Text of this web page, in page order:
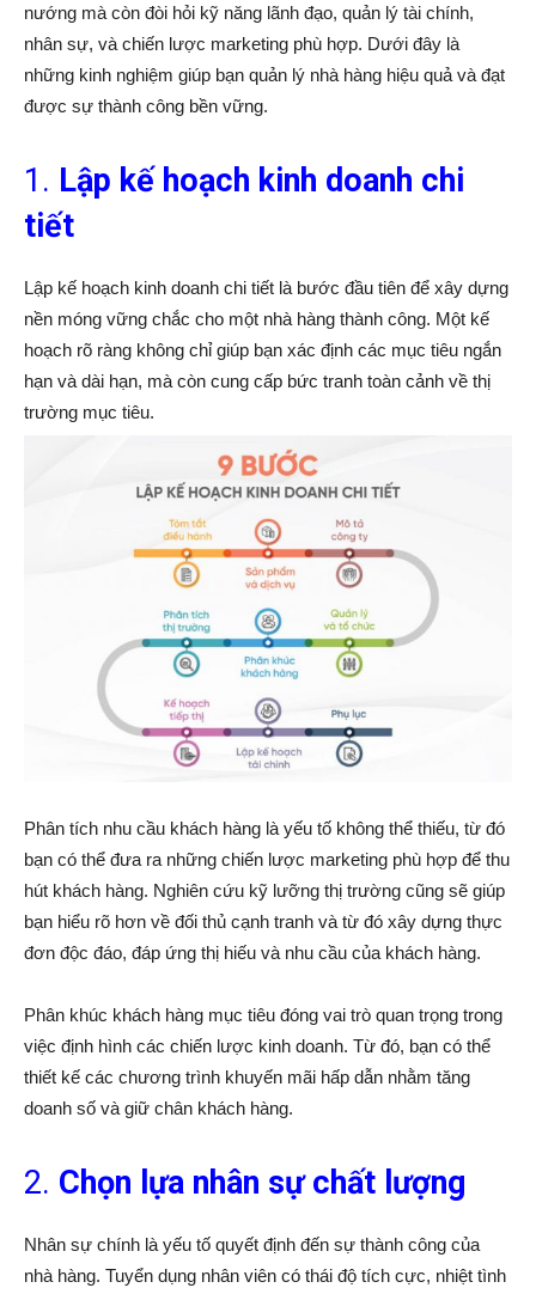
nướng mà còn đòi hỏi kỹ năng lãnh đạo, quản lý tài chính,
nhân sự, và chiến lược marketing phù hợp. Dưới đây là
những kinh nghiệm giúp bạn quản lý nhà hàng hiệu quả và đạt
được sự thành công bền vững.
1. Lập kế hoạch kinh doanh chi
tiết
Lập kế hoạch kinh doanh chi tiết là bước đầu tiên để xây dựng
nền móng vững chắc cho một nhà hàng thành công. Một kế
hoạch rõ ràng không chỉ giúp bạn xác định các mục tiêu ngắn
hạn và dài hạn, mà còn cung cấp bức tranh toàn cảnh về thị
trường mục tiêu.
Phân tích nhu cầu khách hàng là yếu tố không thể thiếu, từ đó
bạn có thể đưa ra những chiến lược marketing phù hợp để thu
hút khách hàng. Nghiên cứu kỹ lưỡng thị trường cũng sẽ giúp
bạn hiểu rõ hơn về đối thủ cạnh tranh và từ đó xây dựng thực
đơn độc đáo, đáp ứng thị hiếu và nhu cầu của khách hàng.
Phân khúc khách hàng mục tiêu đóng vai trò quan trọng trong
việc định hình các chiến lược kinh doanh. Từ đó, bạn có thể
thiết kế các chương trình khuyến mãi hấp dẫn nhằm tăng
doanh số và giữ chân khách hàng.
2. Chọn lựa nhân sự chất lượng
Nhân sự chính là yếu tố quyết định đến sự thành công của
nhà hàng. Tuyển dụng nhân viên có thái độ tích cực, nhiệt tình